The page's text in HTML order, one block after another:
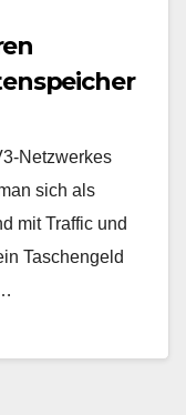
Netzwerkes
sich als
mit Traffic und
Taschengeld